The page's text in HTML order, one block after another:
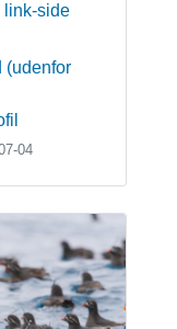
link-side
(udenfor
04